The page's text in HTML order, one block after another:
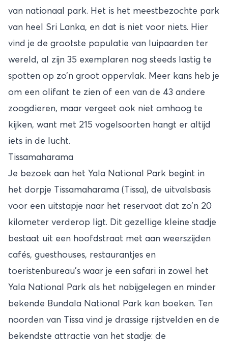
van nationaal park. Het is het meestbezochte park
van heel Sri Lanka, en dat is niet voor niets. Hier
vind je de grootste populatie van luipaarden ter
wereld, al zijn 35 exemplaren nog steeds lastig te
spotten op zo’n groot oppervlak. Meer kans heb je
om een olifant te zien of een van de 43 andere
zoogdieren, maar vergeet ook niet omhoog te
kijken, want met 215 vogelsoorten hangt er altijd
iets in de lucht.
Tissamaharama
Je bezoek aan het Yala National Park begint in
het dorpje Tissamaharama (Tissa), de uitvalsbasis
voor een uitstapje naar het reservaat dat zo’n 20
kilometer verderop ligt. Dit gezellige kleine stadje
bestaat uit een hoofdstraat met aan weerszijden
cafés, guesthouses, restaurantjes en
toeristenbureau’s waar je een safari in zowel het
Yala National Park als het nabijgelegen en minder
bekende Bundala National Park kan boeken. Ten
noorden van Tissa vind je drassige rijstvelden en de
bekendste attractie van het stadje: de